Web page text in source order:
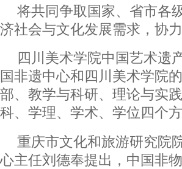
将共同争取国家、省市各
济社会与文化发展需求，协
四川美术学院中国艺术遗
国非遗中心和四川美术学院
部、教学与科研、理论与实
科、学理、学术、学位四个方
重庆市文化和旅游研究院
心主任刘德奉提出，中国非